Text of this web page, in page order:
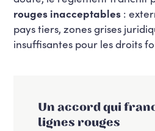
rouges inacceptables :
pays tiers, zones grises
insuffisantes pour les droits
Un accord qui
lignes rouges